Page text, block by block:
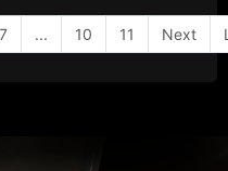
7 ... 10 11 Next